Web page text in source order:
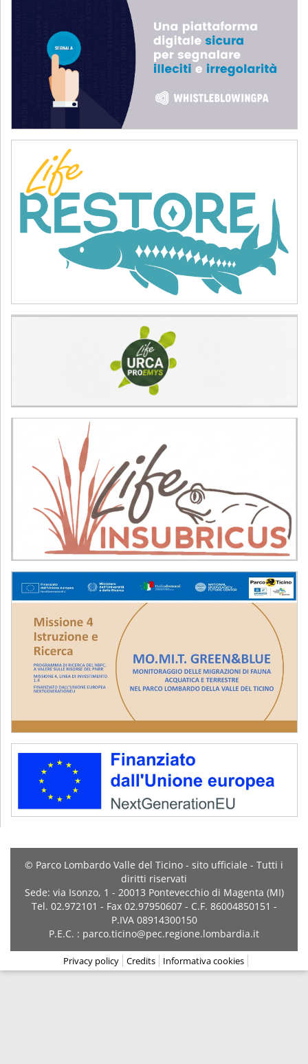
© Parco Lombardo Valle del Ticino - sito ufficiale - Tutti i
diritti riservati
Sede: via Isonzo, 1 - 20013 Pontevecchio di Magenta (MI)
Tel. 02.972101 - Fax 02.97950607 - C.F. 86004850151 -
P.IVA 08914300150
P.E.C. : parco.ticino@pec.regione.lombardia.it
Privacy policy Credits Informativa cookies